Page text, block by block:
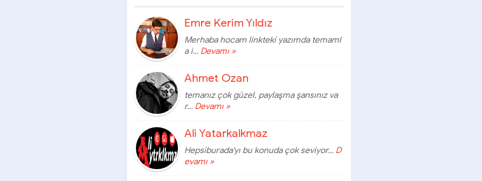
Emre Kerim Yıldız
Merhaba hocam linkteki yazımda temaml
a i…Devamı »
Ahmet Ozan
temanız çok güzel, paylaşma şansınız va
r…Devamı »
Ali Yatarkalkmaz
Hepsiburada'yı bu konuda çok seviyor…D
evamı »